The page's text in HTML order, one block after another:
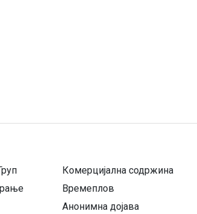
Комерцијална содржина
Времеплов
Анонимна дојава